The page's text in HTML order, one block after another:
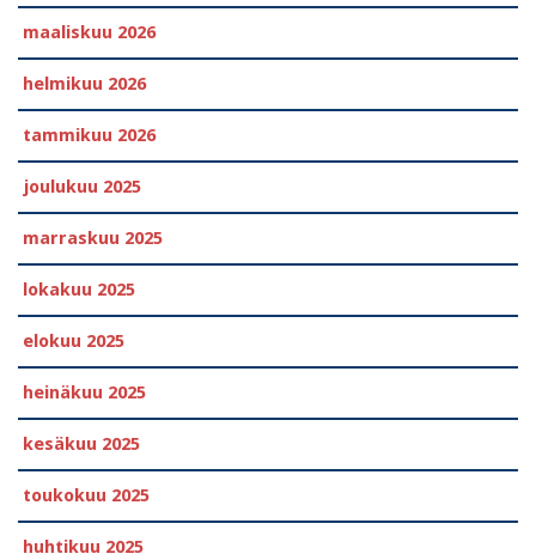
maaliskuu 2026
helmikuu 2026
tammikuu 2026
joulukuu 2025
marraskuu 2025
lokakuu 2025
elokuu 2025
heinäkuu 2025
kesäkuu 2025
toukokuu 2025
huhtikuu 2025